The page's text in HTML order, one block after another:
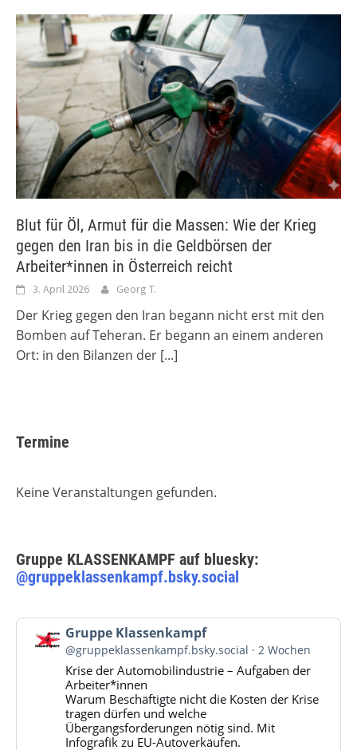
Blut für Öl, Armut für die Massen: Wie der Krieg
gegen den Iran bis in die Geldbörsen der
Arbeiter*innen in Österreich reicht
3. April 2026 Georg T.
Der Krieg gegen den Iran begann nicht erst mit den
Bomben auf Teheran. Er begann an einem anderen
Ort: in den Bilanzen der [...]
Termine
Keine Veranstaltungen gefunden.
Gruppe KLASSENKAMPF auf bluesky:
@gruppeklassenkampf.bsky.social
Beitrag
von
Gruppe
Klassenkampf
Bluesky
ansehen
Gruppe Klassenkampf
@gruppeklassenkampf.bsky.social 2 Wochen
Krise der Automobilindustrie – Aufgaben der
Arbeiter*innen
Warum Beschäftigte nicht die Kosten der Krise
tragen dürfen und welche
Übergangsforderungen nötig sind. Mit
Infografik zu EU-Autoverkäufen.